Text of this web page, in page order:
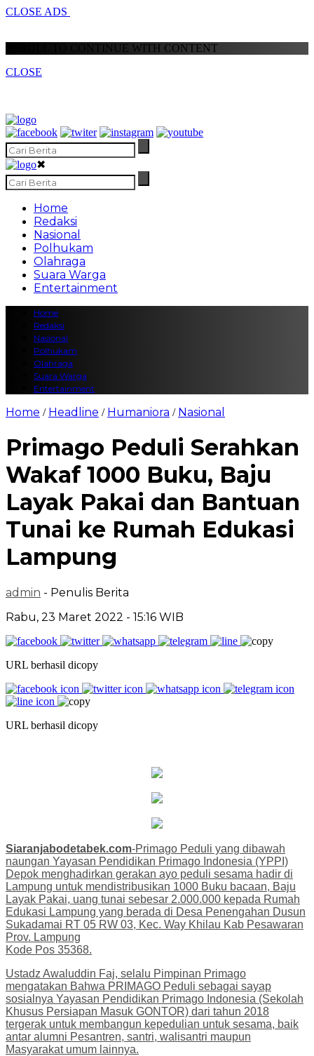
CLOSE ADS
SCROLL TO CONTINUE WITH CONTENT
CLOSE
✖
Home
Redaksi
Nasional
Polhukam
Olahraga
Suara Warga
Entertainment
Home
Redaksi
Nasional
Polhukam
Olahraga
Suara Warga
Entertainment
Home / Headline / Humaniora / Nasional
Primago Peduli Serahkan
Wakaf 1000 Buku, Baju
Layak Pakai dan Bantuan
Tunai ke Rumah Edukasi
Lampung
admin - Penulis Berita
Rabu, 23 Maret 2022 - 15:16 WIB
URL berhasil dicopy
URL berhasil dicopy
Siaranjabodetabek.com-Primago Peduli yang dibawah
naungan Yayasan Pendidikan Primago Indonesia (YPPI)
Depok menghadirkan gerakan ayo peduli sesama hadir di
Lampung untuk mendistribusikan 1000 Buku bacaan, Baju
Layak Pakai, uang tunai sebesar 2.000.000 kepada Rumah
Edukasi Lampung yang berada di Desa Penengahan Dusun
Sukadamai RT 05 RW 03, Kec. Way Khilau Kab Pesawaran
Prov. Lampung
Kode Pos 35368.
Ustadz Awaluddin Faj, selalu Pimpinan Primago
mengatakan Bahwa PRIMAGO Peduli sebagai sayap
sosialnya Yayasan Pendidikan Primago Indonesia (Sekolah
Khusus Persiapan Masuk GONTOR) dari tahun 2018
tergerak untuk membangun kepedulian untuk sesama, baik
antar alumni Pesantren, santri, walisantri maupun
Masyarakat umum lainnya.